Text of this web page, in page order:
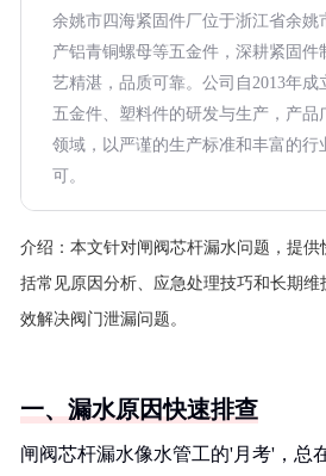
余姚市四海紧固件厂位于浙江省余姚
产铝青铜螺母等五金件，深耕紧固件
艺精湛，品质可靠。公司自2013年
五金件、塑料件的研发与生产，产品
领域，以严谨的生产标准和丰富的行
可。
介绍： 本文针对闸阀芯杆漏水问题，提
括常见原因分析、应急处理技巧和长期
效解决阀门泄漏问题。
一、漏水原因快速排查
闸阀芯杆漏水像水管工的'月考'，总